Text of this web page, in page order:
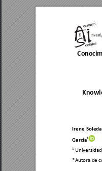
Irene
García1
1
*Autora de